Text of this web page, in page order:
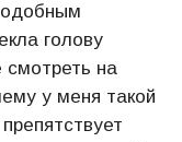
голову
на
у меня такой